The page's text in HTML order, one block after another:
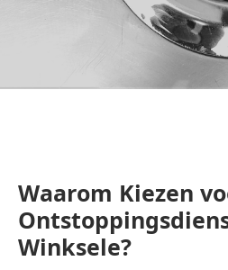
Waarom Kiezen
Winksele?